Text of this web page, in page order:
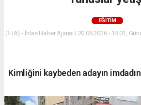
EĞİTİM
(İHA) - İhlas Haber Ajansı | 20.06.2026 - 15:01,
Kimliğini kaybeden adayın